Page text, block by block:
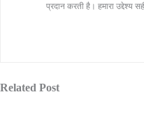
प्रदान करती है। हमारा उद्देश्य
Related Post